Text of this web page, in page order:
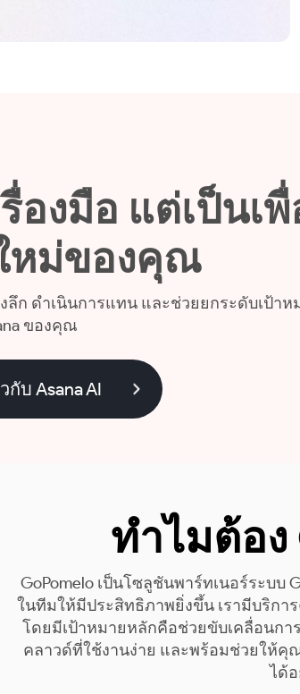
องมือ แต่เป็นเ
หม่ของคุณ
ลึก ดำเนินการแทน และช่วยยกระดับเป้าห
ของคุณ
กับ Asana AI
ทำไมต้อง
GoPomelo เป็นโซลูชันพาร์ทเนอร์ระบบ
ในทีมให้มีประสิทธิภาพยิ่งขึ้น เรามีบริกา
โดยมีเป้าหมายหลักคือช่วยขับเคลื่อนกา
คลาวด์ที่ใช้งานง่าย และพร้อมช่วยให้
ได้